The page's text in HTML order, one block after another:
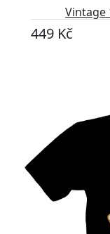
Vintage
449 Kč